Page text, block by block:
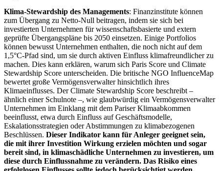
Klima-Stewardship des Managements: Finanzinstitute können
zum Übergang zu Netto-Null beitragen, indem sie sich bei
investierten Unternehmen für wissenschaftsbasierte und extern
geprüfte Übergangspläne bis 2050 einsetzen. Einige Portfolios
können bewusst Unternehmen enthalten, die noch nicht auf dem
1,5°C-Pfad sind, um sie durch aktiven Einfluss klimafreundlicher zu
machen. Dies kann erklären, warum sich Paris Score und Climate
Stewardship Score unterscheiden. Die britische NGO InfluenceMap
bewertet große Vermögensverwalter hinsichtlich ihres
Klimaeinflusses. Der Climate Stewardship Score beschreibt –
ähnlich einer Schulnote –, wie glaubwürdig ein Vermögensverwalter
Unternehmen im Einklang mit dem Pariser Klimaabkommen
beeinflusst, etwa durch Einfluss auf Geschäftsmodelle,
Eskalationsstrategien oder Abstimmungen zu klimabezogenen
Beschlüssen. Dieser Indikator kann für Anleger geeignet sein,
die mit ihrer Investition Wirkung erzielen möchten und sogar
bereit sind, in klimaschädliche Unternehmen zu investieren, um
diese durch Einflussnahme zu verändern. Das Risiko eines